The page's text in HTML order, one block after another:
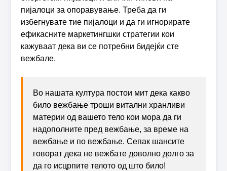
пијалоци за опоравување. Треба да ги
избегнувате тие пијалоци и да ги игнорирате
ефикаснитe маркетингшки стратегии кои
кажуваат дека ви се потребни бидејќи сте
вежбале.
Во нашата култура постои мит дека какво
било вежбање троши витални хранливи
материи од вашето тело кои мора да ги
надополните пред вежбање, за време на
вежбање и по вежбање. Сепак шансите
говорат дека не вежбате доволно долго за
да го исцрпите телото од што било!